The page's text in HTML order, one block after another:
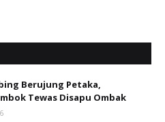
Berujung Petaka,
Tewas Disapu Ombak